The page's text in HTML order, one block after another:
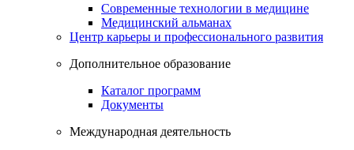
Современные технологии в медицине
Медицинский альманах
Центр карьеры и профессионального развития
Дополнительное образование
Каталог программ
Документы
Международная деятельность